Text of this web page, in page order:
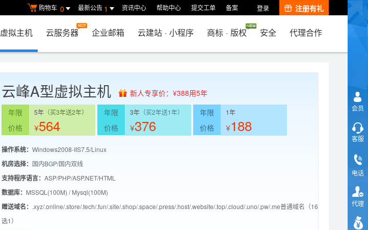
购物车 0 最新公告 1 资讯中心 帮助中心 提交工单 备案 登录 注册有礼
虚拟主机 云服务器 企业邮箱 云建站 · 小程序 商标 · 版权 安全 代理合作
云峰A型虚拟主机
新人专享价：¥388用5年
年限
5年 （买3年送2年）
价格 ¥564
年限 3年 （买2年送1年）
价格 ¥376
年限 1年
价格 ¥188
操作系统： Windows2008-IIS7.5/Linux
机房选择： 国内BGP/国内双线
支持程序语言： ASP/PHP/ASP.NET/HTML
数据库： MSSQL(100M) / Mysql(100M)
赠送域名： .xyz/.online/.store/.tech/.fun/.site/.shop/.space/.press/.host/.website/.top/.cloud/.uno/.pw/.me普通域名（16
选1）
会员
客服
电话
代理